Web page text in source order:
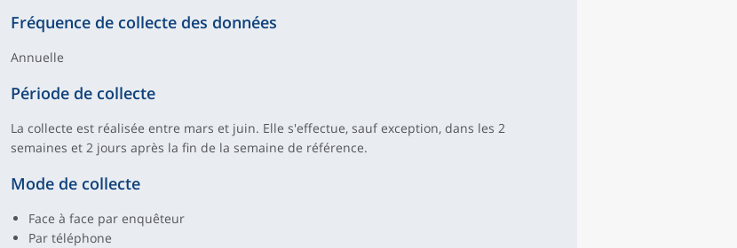
Fréquence de collecte des données
Annuelle
Période de collecte
La collecte est réalisée entre mars et juin. Elle s'effectue, sauf exception, dans les 2
semaines et 2 jours après la fin de la semaine de référence.
Mode de collecte
Face à face par enquêteur
Par téléphone